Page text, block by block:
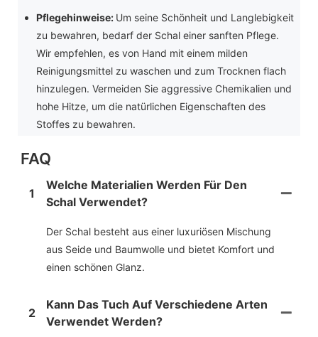
Pflegehinweise: Um seine Schönheit und Langlebigkeit
zu bewahren, bedarf der Schal einer sanften Pflege.
Wir empfehlen, es von Hand mit einem milden
Reinigungsmittel zu waschen und zum Trocknen flach
hinzulegen. Vermeiden Sie aggressive Chemikalien und
hohe Hitze, um die natürlichen Eigenschaften des
Stoffes zu bewahren.
FAQ
1
Welche Materialien Werden Für Den
Schal Verwendet?
Der Schal besteht aus einer luxuriösen Mischung
aus Seide und Baumwolle und bietet Komfort und
einen schönen Glanz.
2
Kann Das Tuch Auf Verschiedene Arten
Verwendet Werden?